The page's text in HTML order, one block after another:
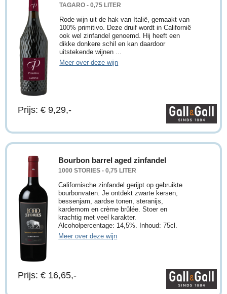
TAGARO - 0,75 LITER
Rode wijn uit de hak van Italië, gemaakt van
100% primitivo. Deze druif wordt in Californië
ook wel zinfandel genoemd. Hij heeft een
dikke donkere schil en kan daardoor
uitstekende wijnen ...
Meer over deze wijn
Prijs: € 9,29,-
Bourbon barrel aged zinfandel
1000 STORIES - 0,75 LITER
Californische zinfandel gerijpt op gebruikte
bourbonvaten. Je ontdekt zwarte kersen,
bessenjam, aardse tonen, steranijs,
kardemom en crème brûlée. Stoer en
krachtig met veel karakter.
Alcoholpercentage: 14,5%. Inhoud: 75cl.
Meer over deze wijn
Prijs: € 16,65,-